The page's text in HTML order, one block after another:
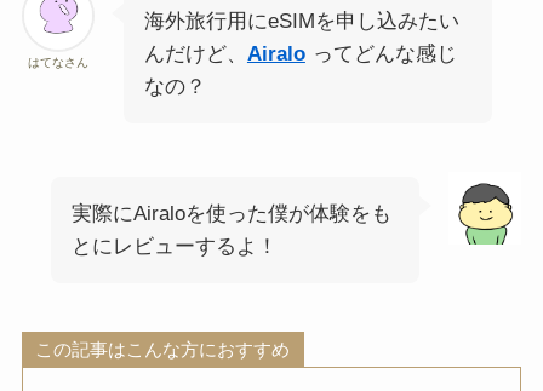
はてなさん
海外旅行用にeSIMを申し込みたい
んだけど、 Airalo ってどんな感じ
なの？
実際にAiraloを使った僕が体験をも
とにレビューするよ！
この記事はこんな方におすすめ